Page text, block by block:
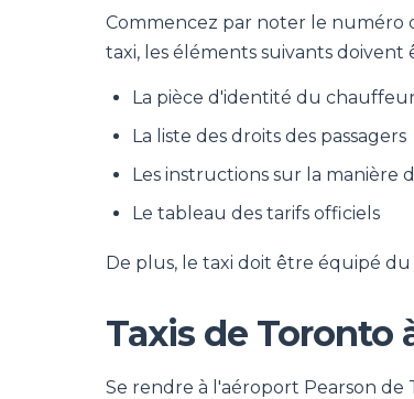
Commencez par noter le numéro
taxi, les éléments suivants doivent
La pièce d'identité du
La liste des droits des passagers
Les instructions sur la manière
Le tableau des tarifs officiels
De plus, le taxi doit être équipé
Taxis de Toronto
Se rendre à l'aéroport Pearson